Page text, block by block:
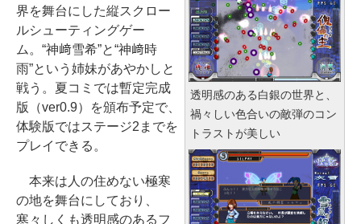
透明感のある白銀の世界と、
禍々しい色合いの敵弾のコン
トラストが美しい
界を舞台にした縦スクロー
ルシューティングゲー
ム。“神﨑雪希”と“神﨑時
雨”という姉妹があやかしと
戦う。夏コミでは暫定完成
版（ver0.9）を頒布予定で、
体験版ではステージ2までを
プレイできる。
本来は人の住めない極寒
の地を舞台にしており、
寒々しくも透明感のあるフ